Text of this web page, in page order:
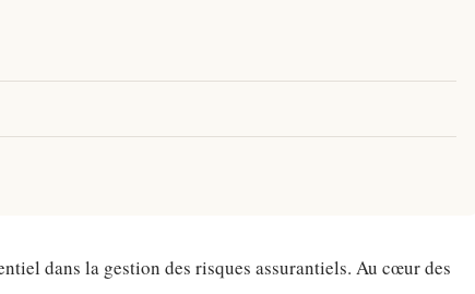
dans la gestion des risques assurantiels. Au cœur des